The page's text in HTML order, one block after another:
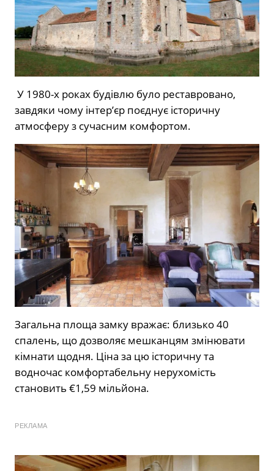
У 1980-х роках будівлю було реставровано,
завдяки чому інтер’єр поєднує історичну
атмосферу з сучасним комфортом.
Загальна площа замку вражає: близько 40
спалень, що дозволяє мешканцям змінювати
кімнати щодня. Ціна за цю історичну та
водночас комфортабельну нерухомість
становить €1,59 мільйона.
РЕКЛАМА